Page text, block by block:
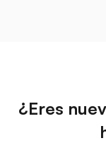
¿Eres